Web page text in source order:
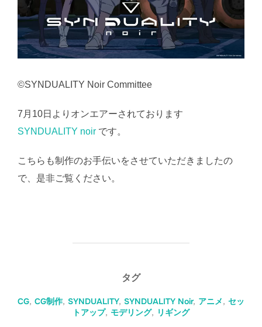
©SYNDUALITY Noir Committee
7月10日よりオンエアーされております
SYNDUALITY noir です。
こちらも制作のお手伝いをさせていただきましたの
で、是非ご覧ください。
タグ
CG, CG制作, SYNDUALITY, SYNDUALITY Noir, アニメ, セッ
トアップ, モデリング, リギング